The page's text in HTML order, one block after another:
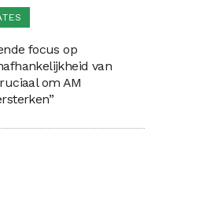
focus op
van
om AM